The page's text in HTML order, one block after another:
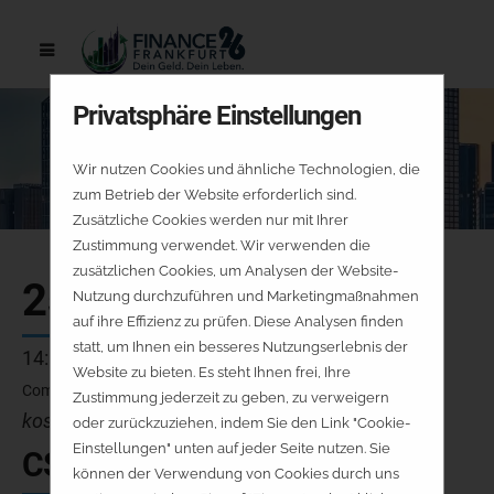
25.09.
14:00 - 14:25 Uhr
Community-Stage
kostenfrei - keine Platzreservierung
CS-V9-FR
Privatsphäre Einstellungen
Wir nutzen Cookies und ähnliche Technologien, die
zum Betrieb der Website erforderlich sind.
Zusätzliche Cookies werden nur mit Ihrer
Zustimmung verwendet. Wir verwenden die
zusätzlichen Cookies, um Analysen der Website-
Nutzung durchzuführen und Marketingmaßnahmen
auf ihre Effizienz zu prüfen. Diese Analysen finden
statt, um Ihnen ein besseres Nutzungserlebnis der
Website zu bieten. Es steht Ihnen frei, Ihre
Zustimmung jederzeit zu geben, zu verweigern
oder zurückzuziehen, indem Sie den Link "Cookie-
Einstellungen" unten auf jeder Seite nutzen. Sie
können der Verwendung von Cookies durch uns